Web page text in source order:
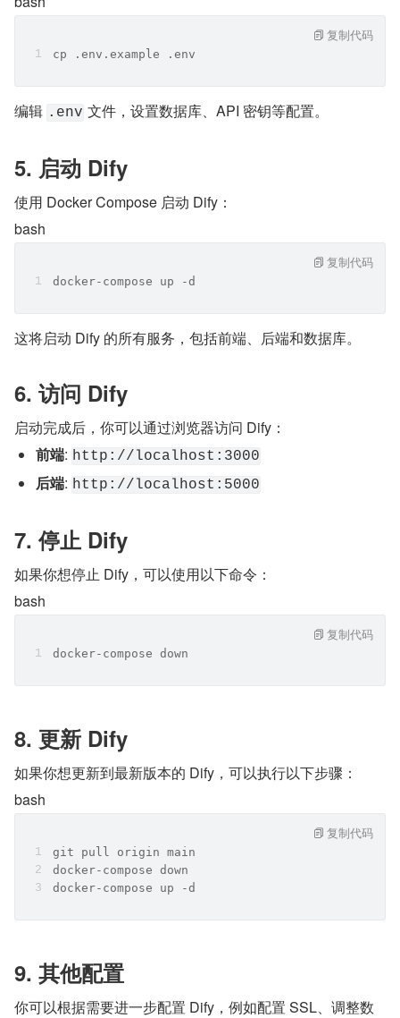
cp .env.example .env
复制代码
编辑 .env 文件，设置数据库、API 密钥等配置。
5. 启动 Dify
使用 Docker Compose 启动 Dify：
bash
docker-compose up -d
复制代码
这将启动 Dify 的所有服务，包括前端、后端和数据库。
6. 访问 Dify
启动完成后，你可以通过浏览器访问 Dify：
前端: http://localhost:3000
后端: http://localhost:5000
7. 停止 Dify
如果你想停止 Dify，可以使用以下命令：
bash
docker-compose down
复制代码
8. 更新 Dify
如果你想更新到最新版本的 Dify，可以执行以下步骤：
bash
git pull origin main
docker-compose down
docker-compose up -d
复制代码
9. 其他配置
你可以根据需要进一步配置 Dify，例如配置 SSL、调整数